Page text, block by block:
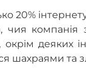
20%
компанія
деяких
шахраями та